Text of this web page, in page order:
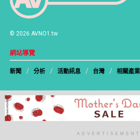
© 2026 AVNO1.tw
網站導覽
新聞 分析 活動訊息 台灣 相關產業
追蹤我們
ADVERTISEMENT